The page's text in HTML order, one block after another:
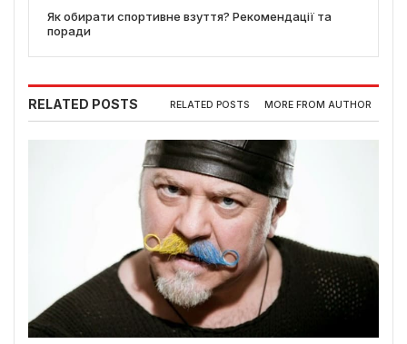
Як обирати спортивне взуття? Рекомендації та
поради
RELATED POSTS RELATED POSTS MORE FROM AUTHOR